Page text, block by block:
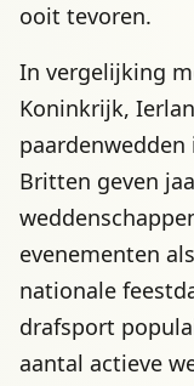
ooit tevoren.
In vergelijking
Koninkrijk,
Britten geven
evenementen
nationale
drafsport
aantal actieve